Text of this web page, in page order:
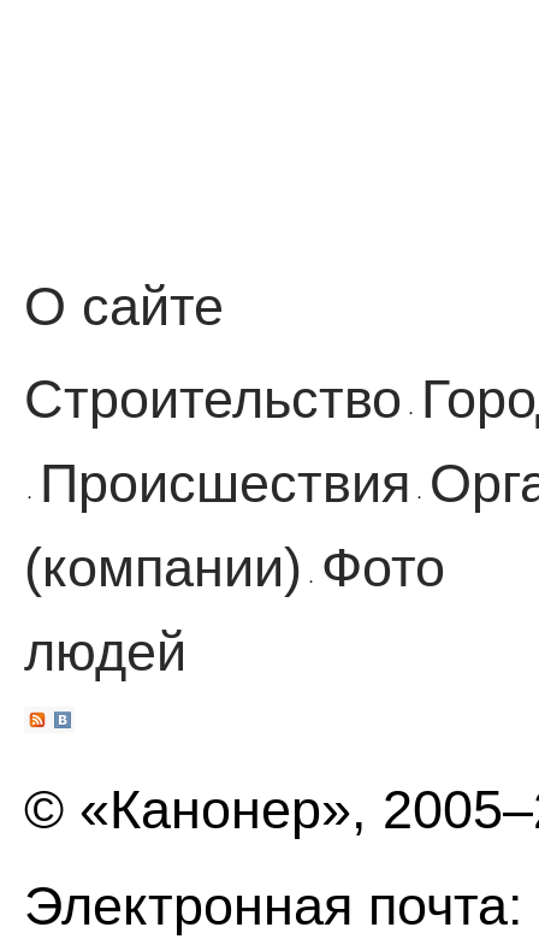
О сайте
Строительство ·
· Происшествия ·
(компании)
·
Фото
людей
© «Канонер»,
Электронная почта: